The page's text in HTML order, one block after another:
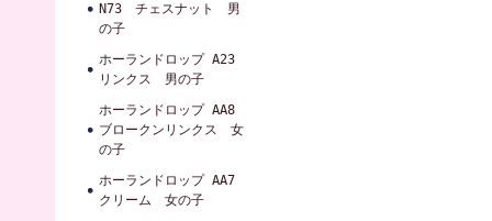
N73 チェスナット 男
の子
ホーランドロップ A23
リンクス 男の子
ホーランドロップ AA8
ブロークンリンクス 女
の子
ホーランドロップ AA7
クリーム 女の子